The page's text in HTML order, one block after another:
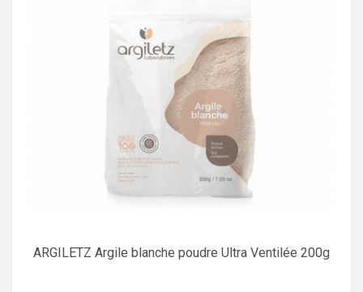
ARGILETZ Argile blanche poudre Ultra Ventilée 200g